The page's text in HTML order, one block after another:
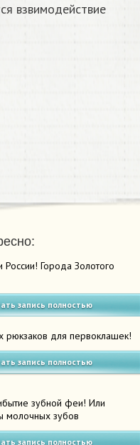
взвимодействие
России! Города Золотого
запись полностью
рюкзаков для первоклашек!
запись полностью
зубной феи! Или
молочных зубов
запись полностью